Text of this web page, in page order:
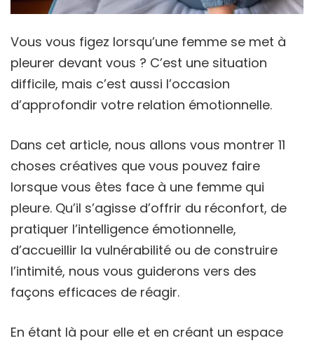
Vous vous figez lorsqu’une femme se met à
pleurer devant vous ? C’est une situation
difficile, mais c’est aussi l’occasion
d’approfondir votre relation émotionnelle.
Dans cet article, nous allons vous montrer 11
choses créatives que vous pouvez faire
lorsque vous êtes face à une femme qui
pleure. Qu’il s’agisse d’offrir du réconfort, de
pratiquer l’intelligence émotionnelle,
d’accueillir la vulnérabilité ou de construire
l’intimité, nous vous guiderons vers des
façons efficaces de réagir.
En étant là pour elle et en créant un espace